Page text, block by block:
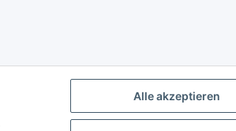
Alle akzeptieren